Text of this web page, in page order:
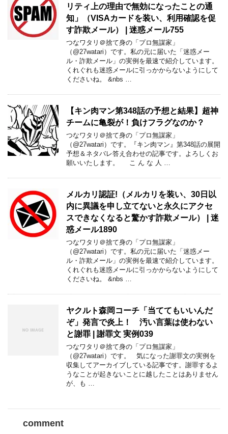
リティ上の理由で無効になったことの通
知」（VISAカードを装い、利用確認を促
す詐欺メール） | 迷惑メール755
つなワタリ＠捨て身の「プロ無謀家」
（@27watari）です。私の元に届いた「迷惑メー
ル・詐欺メール」の実例を最速で紹介しています。
くれぐれも迷惑メールに引っかからないようにして
くださいね。 &nbs …
【キン肉マン第348話の予想と結果】超神
チームに亀裂が！負けフラグなのか？
つなワタリ＠捨て身の「プロ無謀家」
（@27watari）です。『キン肉マン』第348話の展開
予想＆ネタバレ答え合わせの記事です。よろしくお
願いいたします。 こ ん な 人 …
メルカリ認証!（メルカリを装い、30日以
内に異議を申し立てないと永久にアクセ
スできなくなると驚かす詐欺メール） | 迷
惑メール1890
つなワタリ＠捨て身の「プロ無謀家」
（@27watari）です。私の元に届いた「迷惑メー
ル・詐欺メール」の実例を最速で紹介しています。
くれぐれも迷惑メールに引っかからないようにして
くださいね。 &nbs …
ヤクルト森岡コーチ「当ててもいいんだ
ぞ」発言で炎上！ 汚い言葉は使わない
と謝罪 | 謝罪文 実例039
つなワタリ＠捨て身の「プロ無謀家」
（@27watari）です。 気になった謝罪文の実例を
収集してアーカイブしている記事です。謝罪するよ
うなことが起きないことに越したことはありません
が、も …
comment